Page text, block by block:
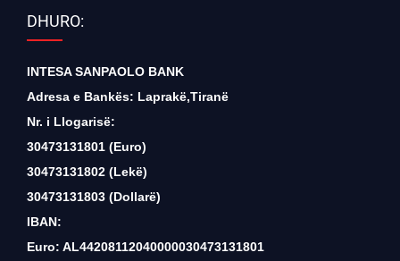
DHURO:
INTESA SANPAOLO BANK
Adresa e Bankës: Laprakë,Tiranë
Nr. i Llogarisë:
30473131801 (Euro)
30473131802 (Lekë)
30473131803 (Dollarë)
IBAN:
Euro: AL44208112040000030473131801